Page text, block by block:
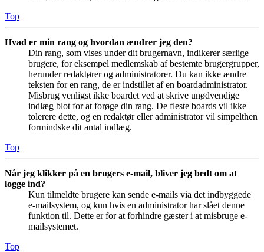
Top
Hvad er min rang og hvordan ændrer jeg den?
Din rang, som vises under dit brugernavn, indikerer særlige
brugere, for eksempel medlemskab af bestemte brugergrupper,
herunder redaktører og administratorer. Du kan ikke ændre
teksten for en rang, de er indstillet af en boardadministrator.
Misbrug venligst ikke boardet ved at skrive unødvendige
indlæg blot for at forøge din rang. De fleste boards vil ikke
tolerere dette, og en redaktør eller administrator vil simpelthen
formindske dit antal indlæg.
Top
Når jeg klikker på en brugers e-mail, bliver jeg bedt om at
logge ind?
Kun tilmeldte brugere kan sende e-mails via det indbyggede
e-mailsystem, og kun hvis en administrator har slået denne
funktion til. Dette er for at forhindre gæster i at misbruge e-
mailsystemet.
Top